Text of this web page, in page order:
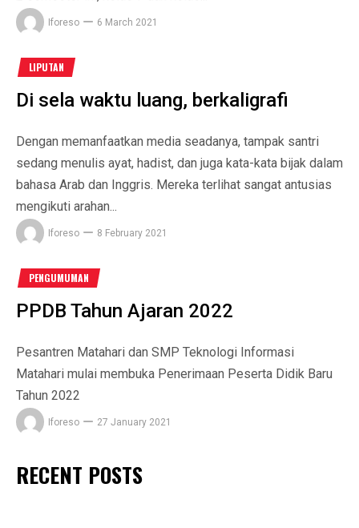
Iforeso 6 March 2021
LIPUTAN
Di sela waktu luang, berkaligrafi
Dengan memanfaatkan media seadanya, tampak santri
sedang menulis ayat, hadist, dan juga kata-kata bijak dalam
bahasa Arab dan Inggris. Mereka terlihat sangat antusias
mengikuti arahan...
Iforeso 8 February 2021
PENGUMUMAN
PPDB Tahun Ajaran 2022
Pesantren Matahari dan SMP Teknologi Informasi
Matahari mulai membuka Penerimaan Peserta Didik Baru
Tahun 2022
Iforeso 27 January 2021
RECENT POSTS